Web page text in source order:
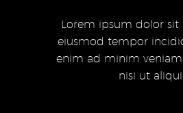
Lorem ipsum dolor sit
eiusmod tempor
enim ad minim
nisi ut